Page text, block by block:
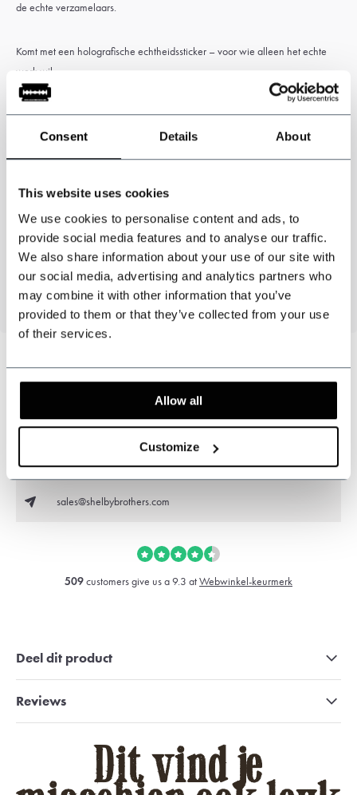
Consent Details About
This website uses cookies
We use cookies to personalise content and ads, to
provide social media features and to analyse our traffic.
We also share information about your use of our site with
our social media, advertising and analytics partners who
may combine it with other information that you’ve
provided to them or that they’ve collected from your use
of their services.
Allow all
Customize
de echte verzamelaars.
Komt met een holografische echtheidssticker – voor wie alleen het echte
werk wil.
Specificaties
Afmeting:37x25cm
Personage:Aberama Gold
Officieel gelicentieerd Peaky Blinders™ product
Klantenservice:
sales@shelbybrothers.com
509customers give us a 9.3 atWebwinkel-keurmerk
Deel dit product
Reviews
Dit vind je